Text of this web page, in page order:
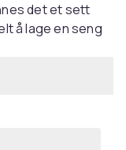
det et sett
å lage en seng